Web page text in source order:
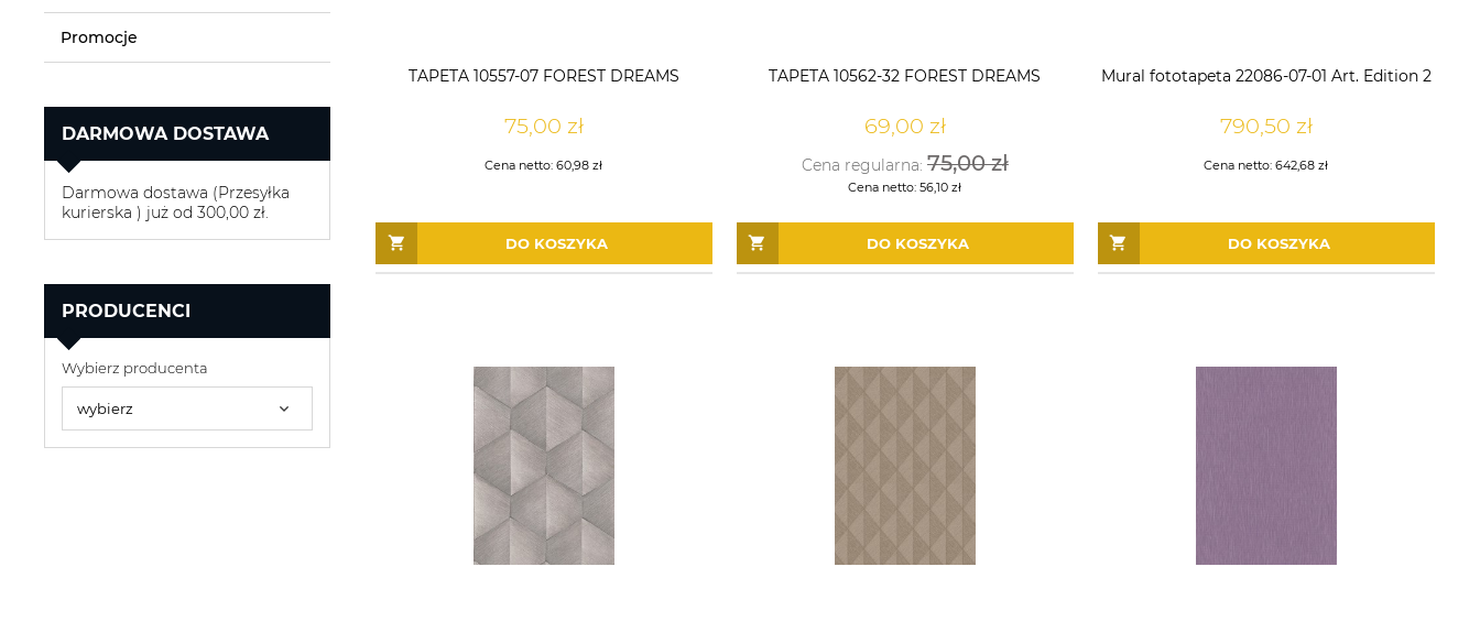
Promocje
DARMOWA DOSTAWA
Darmowa dostawa (Przesyłka
kurierska ) już od 300,00 zł.
PRODUCENCI
Wybierz producenta
TAPETA 10557-07 FOREST DREAMS
75,00 zł
Cena netto:60,98 zł
DO KOSZYKA
TAPETA 10562-32 FOREST DREAMS
69,00 zł
Cena regularna: 75,00 zł
Cena netto:56,10 zł
DO KOSZYKA
Mural fototapeta 22086-07-01 Art. Edition 2
790,50 zł
Cena netto:642,68 zł
DO KOSZYKA